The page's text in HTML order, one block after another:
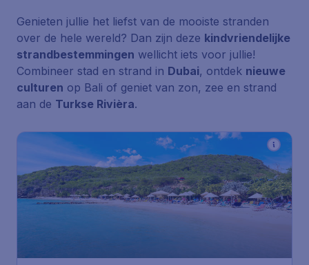
Genieten jullie het liefst van de mooiste stranden
over de hele wereld? Dan zijn deze kindvriendelijke
strandbestemmingen wellicht iets voor jullie!
Combineer stad en strand in Dubai, ontdek nieuwe
culturen op Bali of geniet van zon, zee en strand
aan de Turkse Rivièra.